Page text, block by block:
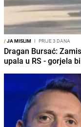
/JA MISLIM I PRIJE 3 DANA
Dragan Bursać:
upala u RS - gorjela